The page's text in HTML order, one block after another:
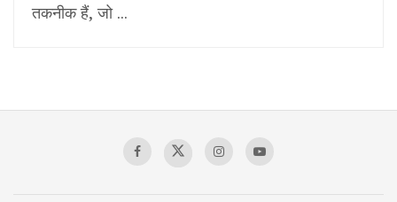
तकनीक हैं, जो ...